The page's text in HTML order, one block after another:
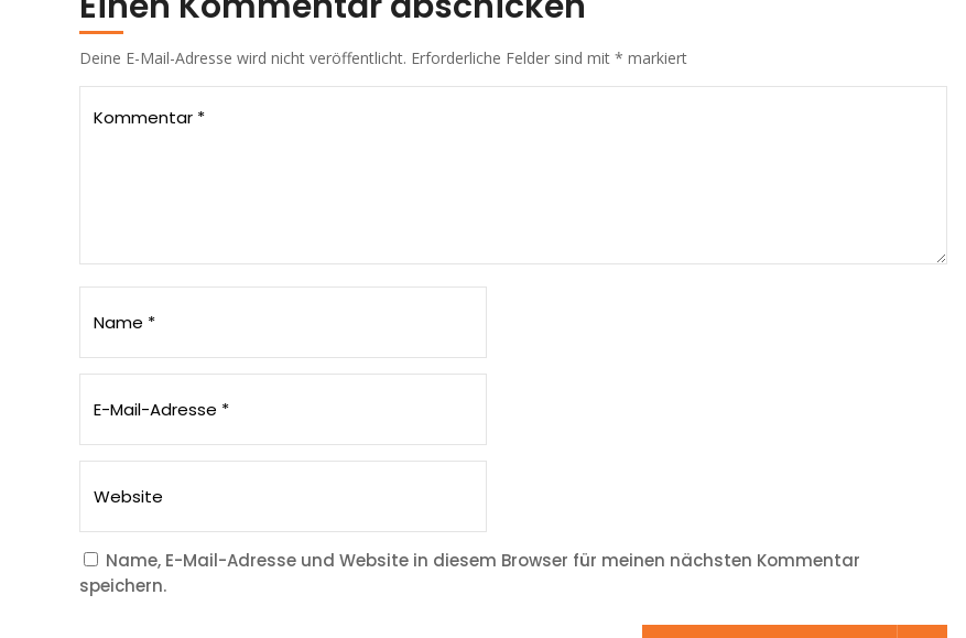
Deine E-Mail-Adresse wird nicht veröffentlicht. Erforderliche Felder sind mit * markiert
Name, E-Mail-Adresse und Website in diesem Browser für meinen nächsten Kommentar
speichern.